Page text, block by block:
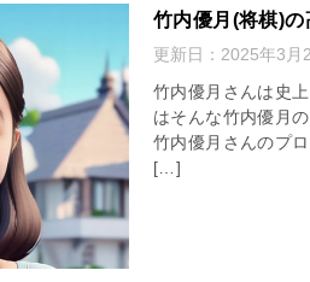
竹内優月(将棋)の
更新日： 2025年3月
竹内優月さんは史
はそんな竹内優月
竹内優月さんのプ
[…]